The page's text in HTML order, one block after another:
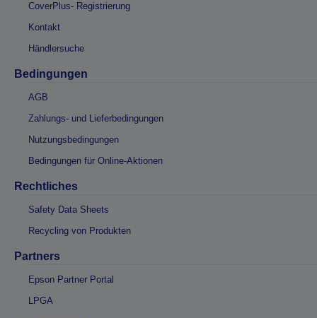
CoverPlus- Registrierung
Kontakt
Händlersuche
Bedingungen
AGB
Zahlungs- und Lieferbedingungen
Nutzungsbedingungen
Bedingungen für Online-Aktionen
Rechtliches
Safety Data Sheets
Recycling von Produkten
Partners
Epson Partner Portal
LPGA